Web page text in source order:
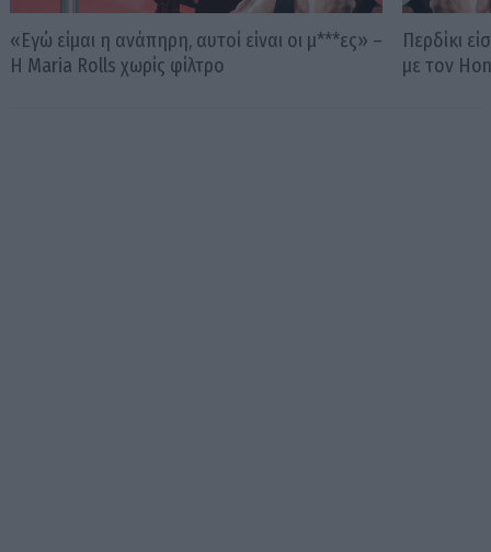
«Εγώ είμαι η ανάπηρη, αυτοί είναι οι μ***ες» –
Η Maria Rolls χωρίς φίλτρο
Περδίκι
με τον